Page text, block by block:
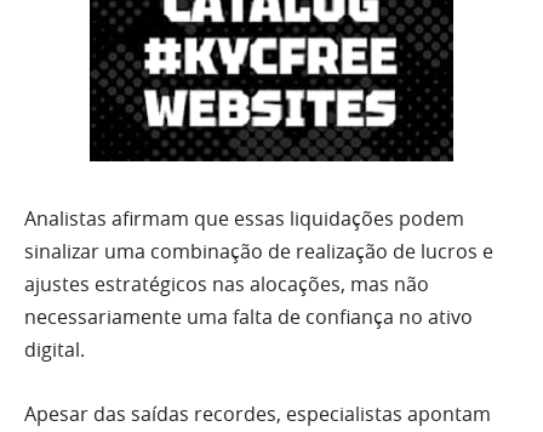
Analistas afirmam que essas liquidações podem
sinalizar uma combinação de realização de lucros e
ajustes estratégicos nas alocações, mas não
necessariamente uma falta de confiança no ativo
digital.
Apesar das saídas recordes, especialistas apontam